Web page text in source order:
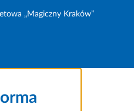
„Magiczny Kraków”